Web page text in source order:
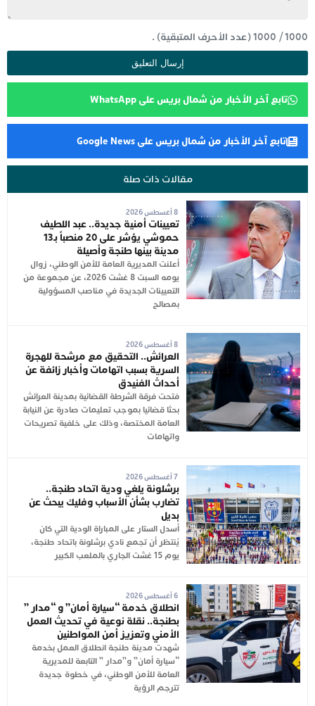
1000
/
1000(عدد الأحرف المتبقية) .
تابع آخر الأخبار من شمال بريس على WhatsApp
تابع آخر الأخبار من شمال بريس على Google News
مقالات ذات صلة
8 أغسطس 2026
تعيينات أمنية جديدة.. عبد اللطيف
حموشي يؤشر على 20 منصباً بـ13
مدينة بينها طنجة وأصيلة
أعلنت المديرية العامة للأمن الوطني، زوال
يومه السبت 8 غشت 2026، عن مجموعة من
التعيينات الجديدة في مناصب المسؤولية
بمصالح
8 أغسطس 2026
العرائش.. التحقيق مع مرشحة للهجرة
السرية بسبب اتهامات وأخبار زائفة عن
أحداث الفنيدق
فتحت فرقة الشرطة القضائية بمدينة العرائش
بحثا قضائيا بموجب تعليمات صادرة عن النيابة
العامة المختصة، وذلك على خلفية تصريحات
واتهامات
7 أغسطس 2026
برشلونة يلغي ودية اتحاد طنجة..
تضارب بشأن الأسباب وفليك يبحث عن
بديل
أُسدل الستار على المباراة الودية التي كان
يُنتظر أن تجمع نادي برشلونة باتحاد طنجة،
يوم 15 غشت الجاري بالملعب الكبير
6 أغسطس 2026
انطلاق خدمة “سيارة أمان” و “مدار ”
بطنجة.. نقلة نوعية في تحديث العمل
الأمني وتعزيز أمن المواطنين
شهدت مدينة طنجة انطلاق العمل بخدمة
“سيارة أمان” و”مدار ” التابعة للمديرية
العامة للأمن الوطني، في خطوة جديدة
تترجم الرؤية